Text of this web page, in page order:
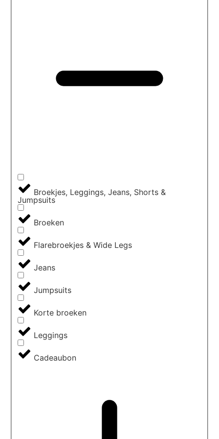
Broekjes, Leggings, Jeans, Shorts &
Jumpsuits
Broeken
Flarebroekjes & Wide Legs
Jeans
Jumpsuits
Korte broeken
Leggings
Cadeaubon